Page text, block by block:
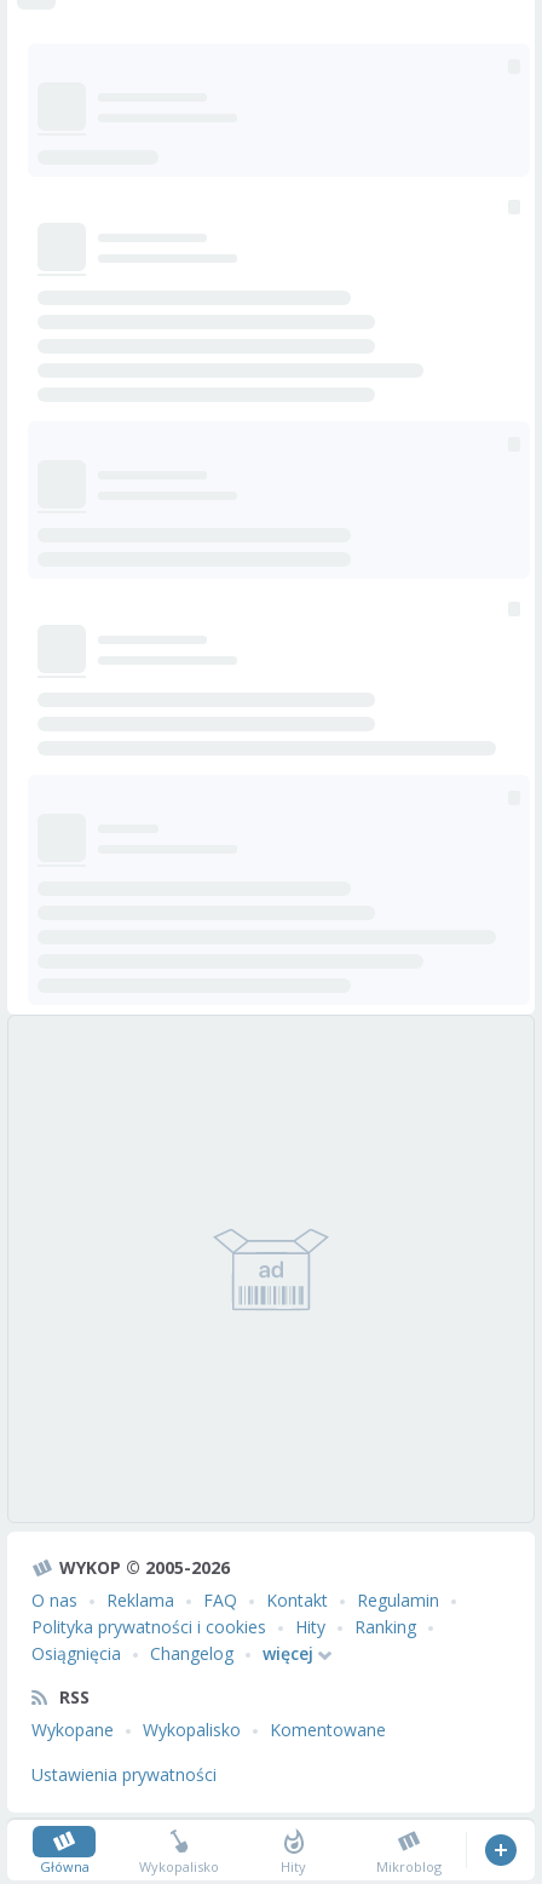
WYKOP © 2005-2026
O nas
Reklama FAQ Kontakt
Regulamin
Polityka prywatności i cookies
Hity
Ranking
Osiągnięcia
Changelog
więcej
RSS
Wykopane
Wykopalisko
Komentowane
Ustawienia prywatności
Główna Wykopalisko Hity Mikroblog